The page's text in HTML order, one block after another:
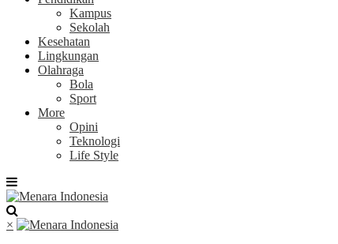
Kampus
Sekolah
Kesehatan
Lingkungan
Olahraga
Bola
Sport
More
Opini
Teknologi
Life Style
×